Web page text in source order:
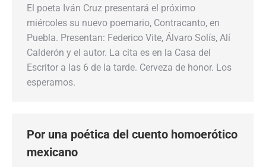
El poeta Iván Cruz presentará el próximo
miércoles su nuevo poemario, Contracanto, en
Puebla. Presentan: Federico Vite, Álvaro Solís, Alí
Calderón y el autor. La cita es en la Casa del
Escritor a las 6 de la tarde. Cerveza de honor. Los
esperamos.
Por una poética del cuento homoerótico
mexicano